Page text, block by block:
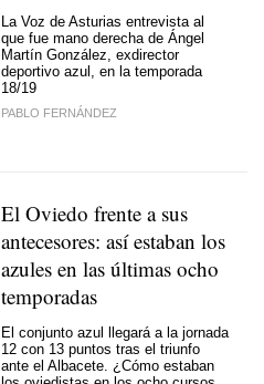
La Voz de Asturias entrevista al
que fue mano derecha de Ángel
Martín González, exdirector
deportivo azul, en la temporada
18/19
PABLO FERNÁNDEZ
El Oviedo frente a sus
antecesores: así estaban los
azules en las últimas ocho
temporadas
El conjunto azul llegará a la jornada
12 con 13 puntos tras el triunfo
ante el Albacete. ¿Cómo estaban